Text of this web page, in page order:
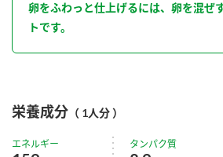
卵をふわっと仕上げるには、卵を混ぜ
トです。
栄養成分 （ 1人分 ）
エネルギー タンパク質